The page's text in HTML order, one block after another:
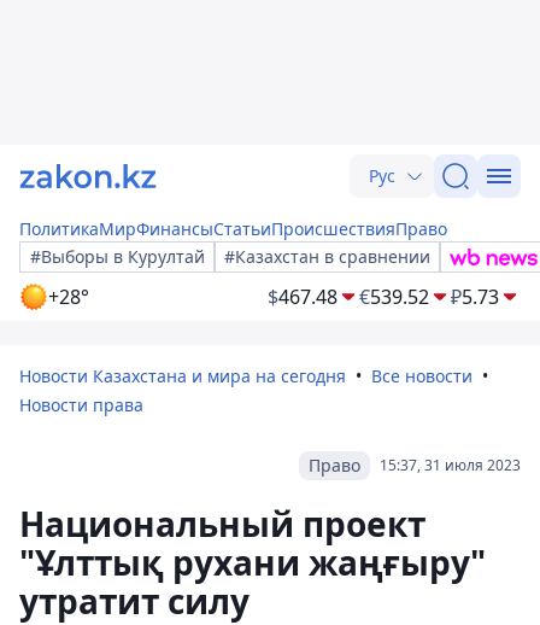
Рус
ПолитикаМирФинансыСтатьиПроисшествияПраво
#Выборы в Курултай
#Казахстан в сравнении
+28° $467.48 €539.52 ₽5.73
Новости Казахстана и мира на сегодня
Все новости
Новости права
15:37, 31 июля 2023
Право
Национальный проект
"Ұлттық рухани жаңғыру"
утратит силу